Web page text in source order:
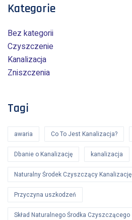
Kategorie
Bez kategorii
Czyszczenie
Kanalizacja
Zniszczenia
Tagi
awaria Co To Jest Kanalizacja?
Dbanie o Kanalizację kanalizacja
Naturalny Środek Czyszczący Kanalizację
Przyczyna uszkodzeń
Skład Naturalnego Środka Czyszczącego